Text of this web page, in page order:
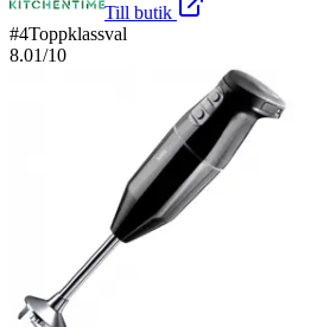
Till butik
#4Toppklassval
8.01/10